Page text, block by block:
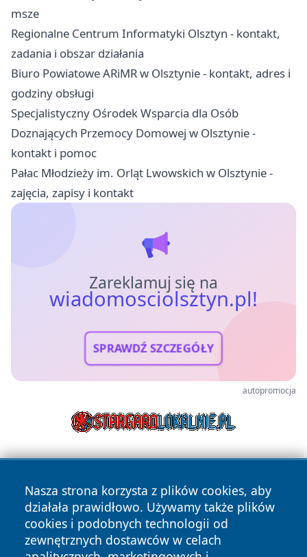
msze
Regionalne Centrum Informatyki Olsztyn - kontakt,
zadania i obszar działania
Biuro Powiatowe ARiMR w Olsztynie - kontakt, adres i
godziny obsługi
Specjalistyczny Ośrodek Wsparcia dla Osób
Doznających Przemocy Domowej w Olsztynie -
kontakt i pomoc
Pałac Młodzieży im. Orląt Lwowskich w Olsztynie -
zajęcia, zapisy i kontakt
Zareklamuj się na
wiadomosciolsztyn.pl!
SPRAWDŹ SZCZEGÓŁY
autopromocja
Nasza strona korzysta z plików cookies, aby
działała prawidłowo. Używamy także plików
cookies i podobnych technologii od
zewnętrznych dostawców w celach
Copyright © 2026 wiadomosciolsztyn.pl Wszystkie prawa